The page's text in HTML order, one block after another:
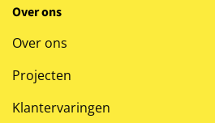
Over ons
Over ons
Projecten
Klantervaringen